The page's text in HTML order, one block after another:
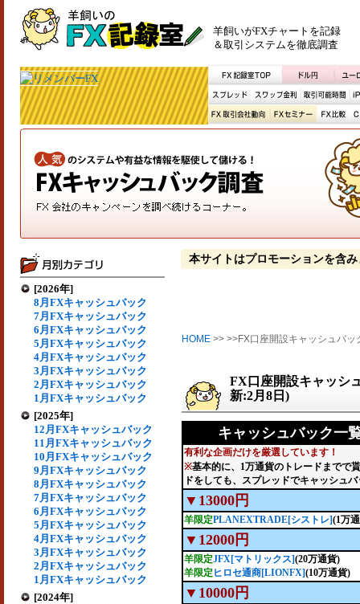
羊飼いがFXチャートを記録
＆取引システムを徹底調査
[2026年]
8月FXキャッシュバック
7月FXキャッシュバック
6月FXキャッシュバック
5月FXキャッシュバック
4月FXキャッシュバック
3月FXキャッシュバック
2月FXキャッシュバック
1月FXキャッシュバック
[2025年]
12月FXキャッシュバック
11月FXキャッシュバック
10月FXキャッシュバック
9月FXキャッシュバック
8月FXキャッシュバック
7月FXキャッシュバック
6月FXキャッシュバック
5月FXキャッシュバック
4月FXキャッシュバック
3月FXキャッシュバック
2月FXキャッシュバック
1月FXキャッシュバック
[2024年]
本サイトはプロモーションを含み
HOME >> >>FX口座開設キャッシュバ
FX口座開設キャッシ
新:2月8日)
キャッシュバック一
有利な企画だけを厳選しています！
※基本的に、1万通貨のトレードまでで
ドをしても、スプレッドでキャッシュ
▼13000円
羊限定PLANEXTRADE[シストレ](1万
▼12000円
羊限定JFX[マトリックス](20万通貨)
羊限定ヒロセ通商[LIONFX](10万通貨)
▼10000円